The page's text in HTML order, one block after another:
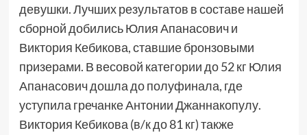
девушки. Лучших результатов в составе нашей
сборной добились Юлия Апанасович и
Виктория Кебикова, ставшие бронзовыми
призерами. В весовой категории до 52 кг Юлия
Апанасович дошла до полуфинала, где
уступила гречанке Антонии Джаннакопулу.
Виктория Кебикова (в/к до 81 кг) также